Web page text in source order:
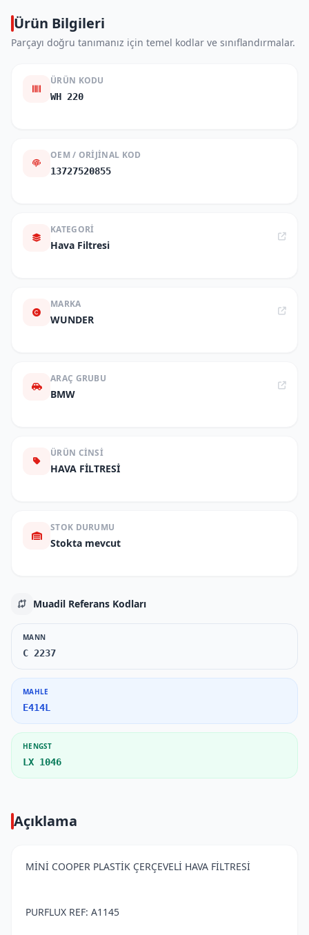
Ürün Bilgileri
Parçayı doğru tanımanız için temel kodlar ve sınıflandırmalar.
ÜRÜN KODU
WH 220
OEM / ORIJINAL KOD
13727520855
KATEGORI
Hava Filtresi
MARKA
WUNDER
ARAÇ GRUBU
BMW
ÜRÜN CINSI
HAVA FİLTRESİ
STOK DURUMU
Stokta mevcut
Muadil Referans Kodları
MANN
C 2237
MAHLE
E414L
HENGST
LX 1046
Açıklama
MİNİ COOPER PLASTİK ÇERÇEVELİ HAVA FİLTRESİ
PURFLUX REF: A1145